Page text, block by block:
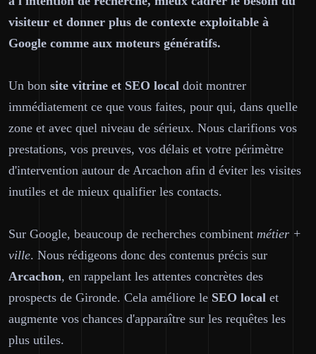
visiteur et donner plus de contexte exploitable à
Google comme aux moteurs génératifs.
Un bon site vitrine et SEO local doit montrer
immédiatement ce que vous faites, pour qui, dans quelle
zone et avec quel niveau de sérieux. Nous clarifions vos
prestations, vos preuves, vos délais et votre périmètre
d'intervention autour de Arcachon afin d éviter les visites
inutiles et de mieux qualifier les contacts.
Sur Google, beaucoup de recherches combinent métier +
ville. Nous rédigeons donc des contenus précis sur
Arcachon, en rappelant les attentes concrètes des
prospects de Gironde. Cela améliore le SEO local et
augmente vos chances d'apparaître sur les requêtes les
plus utiles.